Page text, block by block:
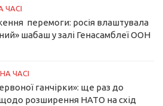
ЧАСІ
перемоги: росія влаштувала
шабаш у залі Генасамблеї ООН
НА ЧАСІ
ганчірки»: ще раз до
розширення НАТО на схід